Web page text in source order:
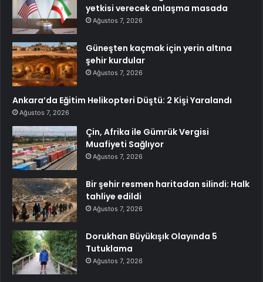
yetkisi verecek anlaşma masada
Ağustos 7, 2026
Güneşten kaçmak için yerin altına
şehir kurdular
Ağustos 7, 2026
Ankara’da Eğitim Helikopteri Düştü: 2 Kişi Yaralandı
Ağustos 7, 2026
Çin, Afrika ile Gümrük Vergisi
Muafiyeti Sağlıyor
Ağustos 7, 2026
Bir şehir resmen haritadan silindi: Halk
tahliye edildi
Ağustos 7, 2026
Dorukhan Büyükışık Olayında 5
Tutuklama
Ağustos 7, 2026